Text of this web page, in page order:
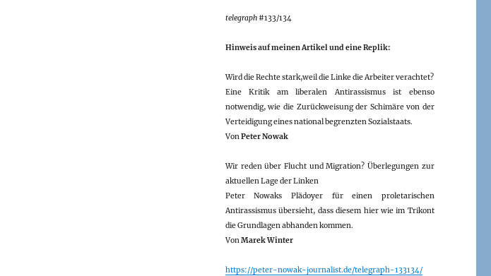
telegraph#133/134
Hinweis auf meinen Artikel und eine Replik:
Wird die Rechte stark,weil die Linke die Arbeiter verachtet?
Eine Kritik am liberalen Antirassismus ist ebenso
notwendig, wie die Zurückweisung der Schimäre von der
Verteidigung eines national begrenzten Sozialstaats.
VonPeter Nowak
Wir reden über Flucht und Migration? Überlegungen zur
aktuellen Lage der Linken
Peter Nowaks Plädoyer für einen proletarischen
Antirassismus übersieht, dass diesem hier wie im Trikont
die Grundlagen abhanden kommen.
VonMarek Winter
https://peter-nowak-journalist.de/telegraph-133134/